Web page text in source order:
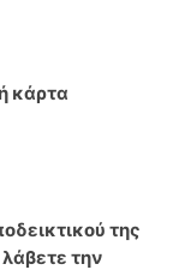
κάρτα
της
την